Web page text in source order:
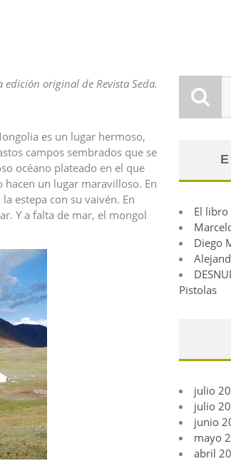
original de Revista Seda.
es un lugar hermoso,
campos sembrados que se
océano plateado en el que
un lugar maravilloso. En
estepa con su vaivén. En
Y a falta de mar, el mongol
El
Diego
Pistolas
julio
julio
junio
mayo
abril